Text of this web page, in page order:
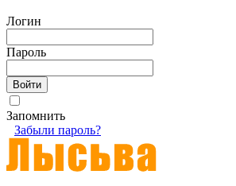
Логин
Пароль
Запомнить
Забыли пароль?